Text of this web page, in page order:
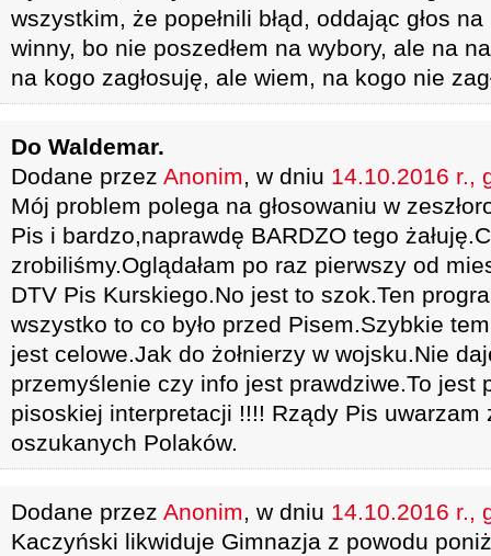
wszystkim, że popełnili błąd, oddając głos
winny, bo nie poszedłem na wybory, ale na
na kogo zagłosuję, ale wiem, na kogo nie
Do Waldemar.
Dodane przez Anonim, w dniu 14.10.2016 r.,
Mój problem polega na głosowaniu w
Pis i bardzo,naprawdę BARDZO tego
zrobiliśmy.Oglądałam po raz pierwszy od
DTV Pis Kurskiego.No jest to szok.Ten
wszystko to co było przed Pisem.Szybkie
jest celowe.Jak do żołnierzy w wojsku.Nie
przemyślenie czy info jest prawdziwe.To jest
pisoskiej interpretacji !!!! Rządy Pis uwarzam
oszukanych Polaków.
Dodane przez Anonim, w dniu 14.10.2016 r.,
Kaczyński likwiduje Gimnazja z powodu